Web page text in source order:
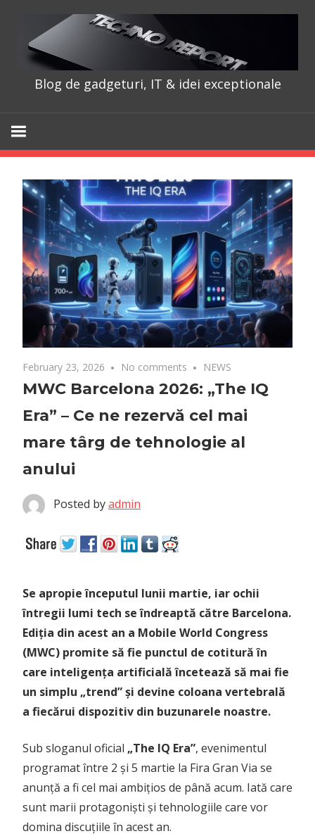
content
Blog de gadgeturi, IT & idei exceptionale
February 23, 2026 No comments NEWS
MWC Barcelona 2026: „The IQ
Era” – Ce ne rezervă cel mai
mare târg de tehnologie al
anului
Posted byadmin
Se apropie începutul lunii martie, iar ochii
întregii lumi tech se îndreaptă către Barcelona.
Ediția din acest an a Mobile World Congress
(MWC) promite să fie punctul de cotitură în
care inteligența artificială încetează să mai fie
un simplu „trend” și devine coloana vertebrală
a fiecărui dispozitiv din buzunarele noastre.
Sub sloganul oficial „The IQ Era”, evenimentul
programat între 2 și 5 martie la Fira Gran Via se
anunță a fi cel mai ambițios de până acum. Iată care
sunt marii protagoniști și tehnologiile care vor
domina discuțiile în acest an.